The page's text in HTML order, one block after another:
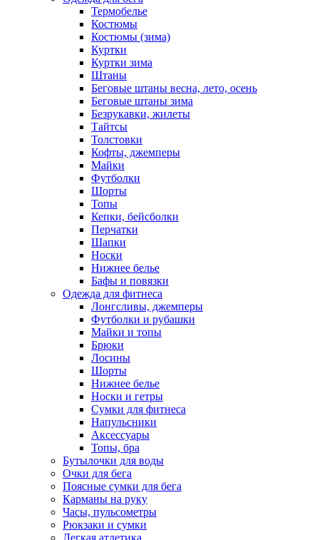
Термобелье
Костюмы
Костюмы (зима)
Куртки
Куртки зима
Штаны
Беговые штаны весна, лето, осень
Беговые штаны зима
Безрукавки, жилеты
Тайтсы
Толстовки
Кофты, джемперы
Майки
Футболки
Шорты
Топы
Кепки, бейсболки
Перчатки
Шапки
Носки
Нижнее белье
Бафы и повязки
Одежда для фитнеса
Лонгсливы, джемперы
Футболки и рубашки
Майки и топы
Брюки
Лосины
Шорты
Нижнее белье
Носки и гетры
Сумки для фитнеса
Напульсники
Аксессуары
Топы, бра
Бутылочки для воды
Очки для бега
Поясные сумки для бега
Карманы на руку
Часы, пульсометры
Рюкзаки и сумки
Легкая атлетика